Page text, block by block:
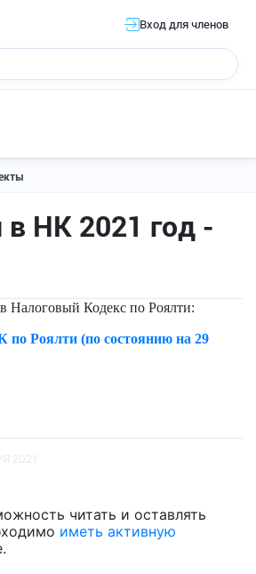
Вход для членов
НК 2021 год -
Налоговый Кодекс по Роялти:
по Роялти (по состоянию на 29
читать и оставлять
иметь активную